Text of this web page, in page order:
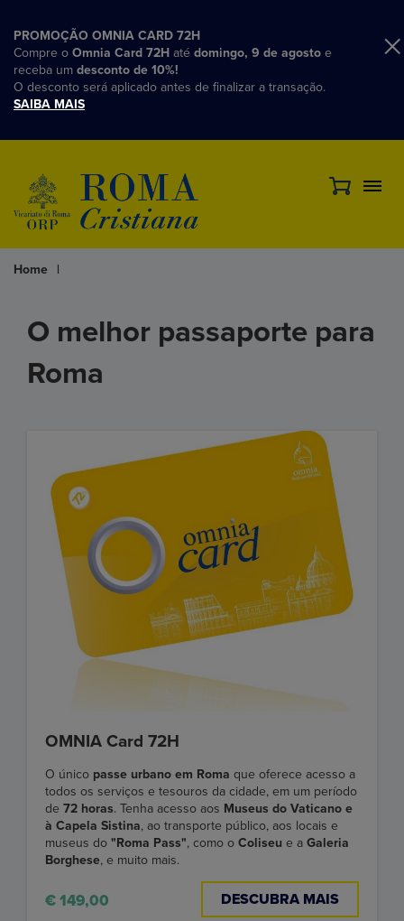
PROMOÇÃO OMNIA CARD 72H
Compre o Omnia Card 72H até domingo, 9 de agosto e
receba um desconto de 10%!
O desconto será aplicado antes de finalizar a transação.
SAIBA MAIS
Home |
O melhor passaporte para
Roma
OMNIA Card 72H
O único passe urbano em Roma que oferece acesso a
todos os serviços e tesouros da cidade, em um período
de 72 horas. Tenha acesso aos Museus do Vaticano e
à Capela Sistina, ao transporte público, aos locais e
museus do "Roma Pass", como o Coliseu e a Galeria
Borghese, e muito mais.
€ 149,00 DESCUBRA MAIS